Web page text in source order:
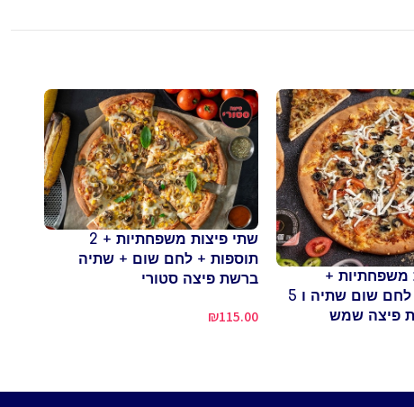
משפחתיות +
תוספות + 2 לחם שום שתיה ו 5
פיצה שמש
שתי פיצות משפחתיות + 2
תוספות + לחם שום + שתיה
ברשת פיצה סטורי
₪115.00